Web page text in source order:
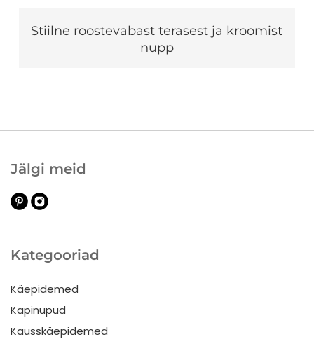
Stiilne roostevabast terasest ja kroomist
nupp
Kategooriad
Käepidemed
Kapinupud
Kausskäepidemed
Jälgi meid